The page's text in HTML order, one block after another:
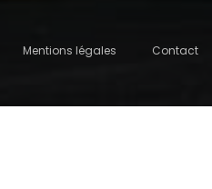
Mentions légales Contact